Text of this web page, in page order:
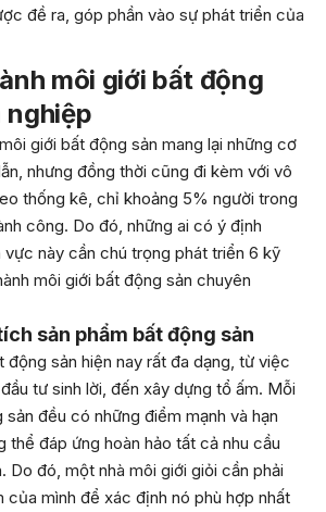
đề ra, góp phần vào sự phát triển của
môi giới bất động
nghiệp
giới bất động sản mang lại những cơ
nhưng đồng thời cũng đi kèm với vô
thống kê, chỉ khoảng 5% người trong
công. Do đó, những ai có ý định
này cần chú trọng phát triển 6 kỹ
môi giới bất động sản chuyên
sản phẩm bất động sản
động sản hiện nay rất đa dạng, từ việc
tư sinh lời, đến xây dựng tổ ấm. Mỗi
đều có những điểm mạnh và hạn
thể đáp ứng hoàn hảo tất cả nhu cầu
Do đó, một nhà môi giới giỏi cần phải
của mình để xác định nó phù hợp nhất